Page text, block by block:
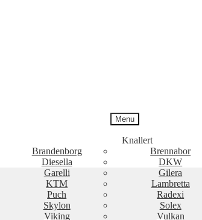
Menu
Knallert
Brandenborg Brennabor
Diesella DKW
Garelli Gilera
KTM Lambretta
Puch Radexi
Skylon Solex
Viking Vulkan